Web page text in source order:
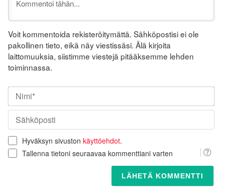
Voit kommentoida rekisteröitymättä. Sähköpostisi ei ole
pakollinen tieto, eikä näy viestissäsi. Älä kirjoita
laittomuuksia, siistimme viestejä pitääksemme lehden
toiminnassa.
Hyväksyn sivuston käyttöehdot.
Tallenna tietoni seuraavaa kommenttiani varten